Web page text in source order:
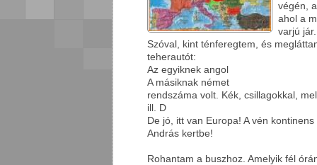
végén,
ahol a
varjú jár.
Szóval, kint ténferegtem, és
teherautót:
Az egyiknek angol
A másiknak német
rendszáma volt. Kék, csillagokkal,
ill. D
De jó, itt van Europa! A vén
András kertbe!
Rohantam a buszhoz. Amelyik fél